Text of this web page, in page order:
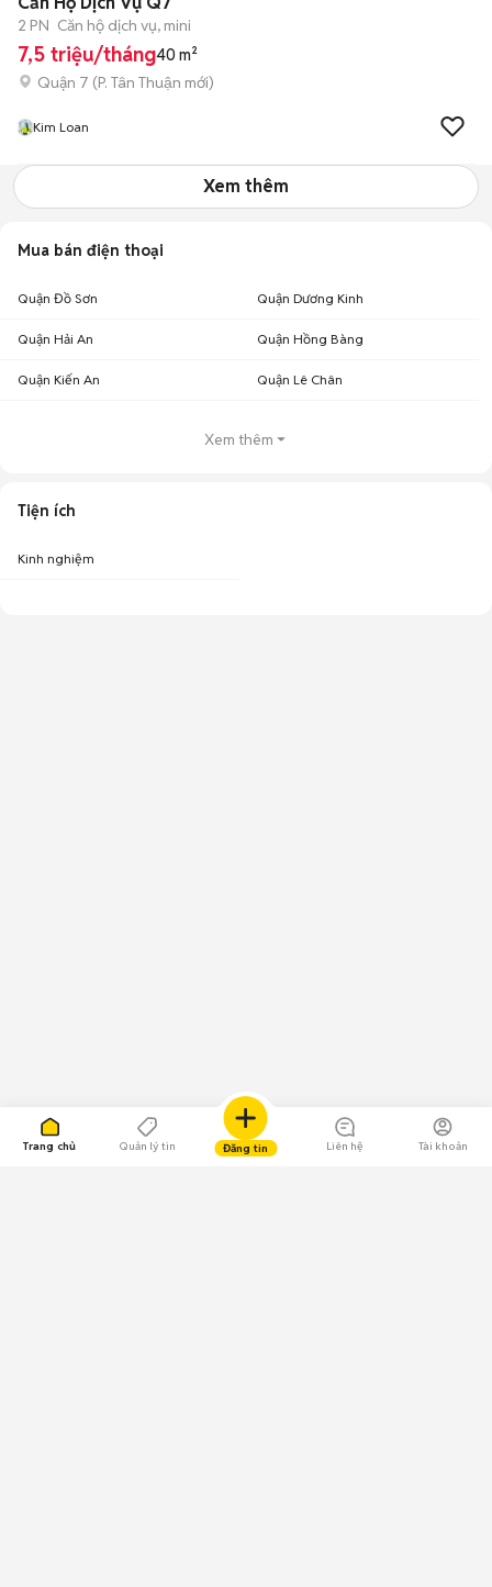
Trang chủ Quản lý tin Đăng tin Liên hệ Tài khoản
2 PN Căn hộ dịch vụ, mini
7,5 triệu/tháng40 m²
Quận 7 (P. Tân Thuận mới)
Kim Loan
Xem thêm
Mua bán điện thoại
Quận Đồ Sơn Quận Dương Kinh
Quận Hải An Quận Hồng Bàng
Quận Kiến An Quận Lê Chân
Xem thêm
Tiện ích
Kinh nghiệm